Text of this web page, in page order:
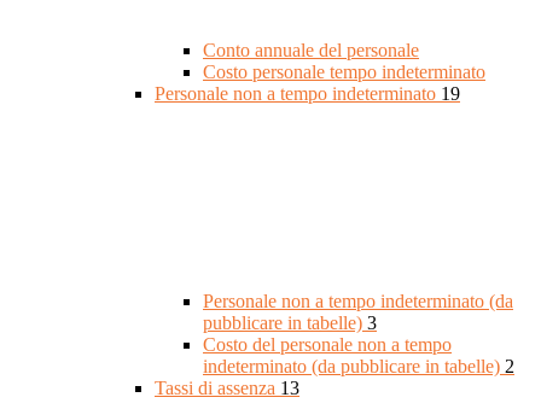
Conto annuale del personale
Costo personale tempo indeterminato
Personale non a tempo indeterminato 19
Personale non a tempo indeterminato (da
pubblicare in tabelle) 3
Costo del personale non a tempo
indeterminato (da pubblicare in tabelle) 2
Tassi di assenza 13